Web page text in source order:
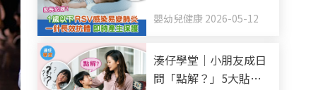
即時產生保護
嬰幼兒健康 2026-05-12
湊仔學堂｜小朋友成日
問「點解？」5大貼士